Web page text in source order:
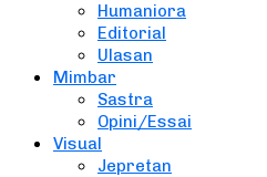
Humaniora
Editorial
Ulasan
Mimbar
Sastra
Opini/Essai
Visual
Jepretan